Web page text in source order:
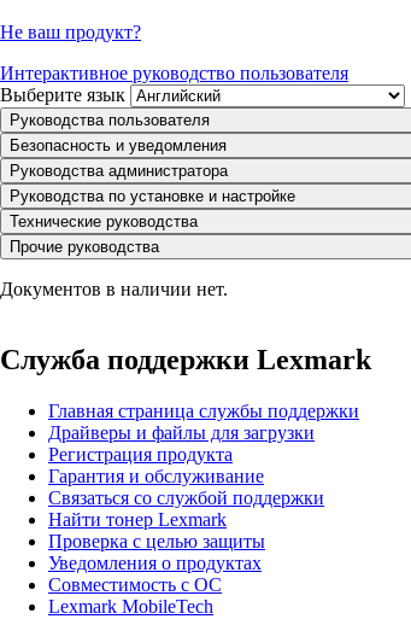
Не ваш продукт?
Интерактивное руководство пользователя
Выберите язык
Руководства пользователя
Безопасность и уведомления
Руководства администратора
Руководства по установке и настройке
Технические руководства
Прочие руководства
Документов в наличии нет.
Служба поддержки Lexmark
Главная страница службы поддержки
Драйверы и файлы для загрузки
Регистрация продукта
Гарантия и обслуживание
Связаться со службой поддержки
Найти тонер Lexmark
Проверка с целью защиты
Уведомления о продуктах
Совместимость с ОС
Lexmark MobileTech